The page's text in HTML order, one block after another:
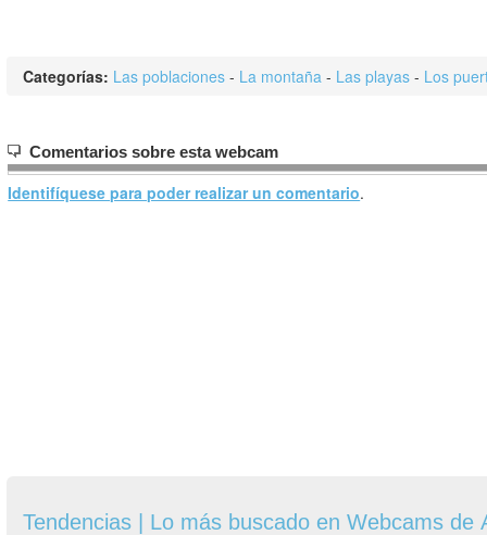
Categorías: Las poblaciones - La montaña - Las playas - Los
Comentarios sobre esta webcam
Identifíquese para poder realizar un comentario.
Tendencias | Lo más buscado en Webcams de